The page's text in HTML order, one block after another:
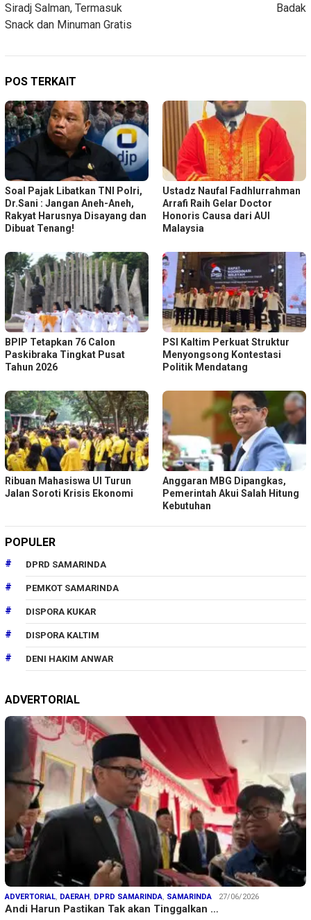
Siradj Salman, Termasuk
Snack dan Minuman Gratis
Badak
POS TERKAIT
Soal Pajak Libatkan TNI Polri,
Dr.Sani : Jangan Aneh-Aneh,
Rakyat Harusnya Disayang dan
Dibuat Tenang!
Ustadz Naufal Fadhlurrahman
Arrafi Raih Gelar Doctor
Honoris Causa dari AUI
Malaysia
BPIP Tetapkan 76 Calon
Paskibraka Tingkat Pusat
Tahun 2026
PSI Kaltim Perkuat Struktur
Menyongsong Kontestasi
Politik Mendatang
Ribuan Mahasiswa UI Turun
Jalan Soroti Krisis Ekonomi
Anggaran MBG Dipangkas,
Pemerintah Akui Salah Hitung
Kebutuhan
POPULER
DPRD SAMARINDA
PEMKOT SAMARINDA
DISPORA KUKAR
DISPORA KALTIM
DENI HAKIM ANWAR
ADVERTORIAL
ADVERTORIAL, DAERAH, DPRD SAMARINDA, SAMARINDA 27/06/2026
Andi Harun Pastikan Tak akan Tinggalkan …